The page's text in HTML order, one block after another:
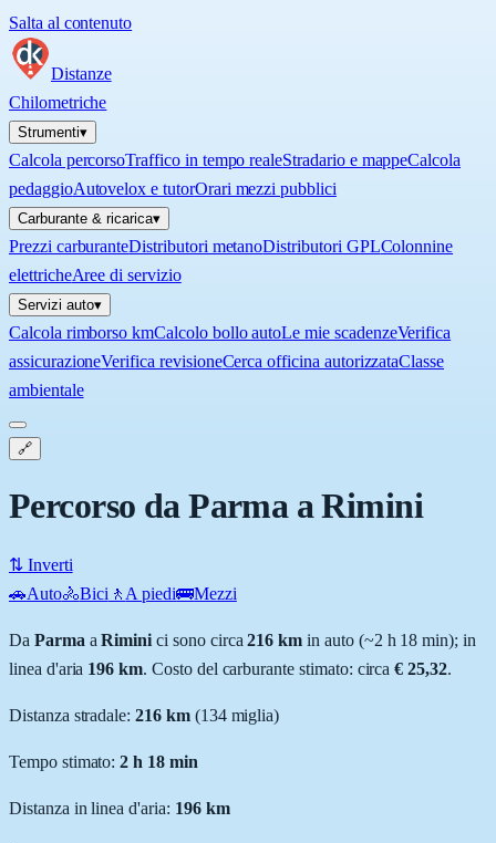
Salta al contenuto
Distanze
Chilometriche
Strumenti▾
Calcola percorsoTraffico in tempo realeStradario e mappeCalcola
pedaggioAutovelox e tutorOrari mezzi pubblici
Carburante & ricarica▾
Prezzi carburanteDistributori metanoDistributori GPLColonnine
elettricheAree di servizio
Servizi auto▾
Calcola rimborso kmCalcolo bollo autoLe mie scadenzeVerifica
assicurazioneVerifica revisioneCerca officina autorizzataClasse
ambientale
🔗
Percorso da Parma a Rimini
⇅ Inverti
🚗Auto🚴Bici 🚶 A piedi🚌Mezzi
Da Parma aRimini ci sono circa 216 km in auto (~2 h 18 min); in
linea d'aria 196 km. Costo del carburante stimato: circa € 25,32.
Distanza stradale:216km (134miglia)
Tempo stimato:2 h 18 min
Distanza in linea d'aria: 196km